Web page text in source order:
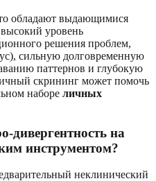
обладают выдающимися
уровень
решения проблем,
сильную долговременную
паттернов и глубокую
скрининг может помочь
наборе личных
дивергентность на
инструментом?
неклинический